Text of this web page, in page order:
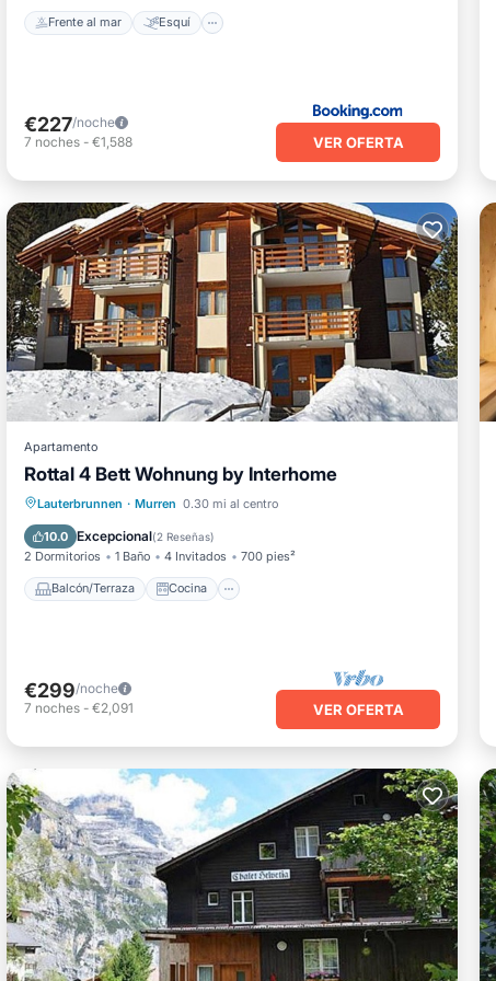
Frente al mar Esquí
€227/noche
7 noches - €1,588 VER OFERTA
Apartamento
Rottal 4 Bett Wohnung by Interhome
Lauterbrunnen · Murren 0.30 mi al centro
10.0 Excepcional(2 Reseñas)
2 Dormitorios 1 Baño 4 Invitados 700 pies²
Balcón/Terraza Cocina
Balcón/Terraza Cocina
Apto para niños
€299/noche
7 noches - €2,091 VER OFERTA